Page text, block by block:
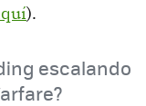
).
escalando